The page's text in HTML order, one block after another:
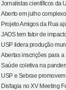
Jornalistas científicos da
Aberto em julho
Projeto Amigos da Rua
JAOS tem fator de
USP lidera produção
Abertas inscrições para
Saúde coletiva na
USP e Sebrae
Disfagia no XV Meeting